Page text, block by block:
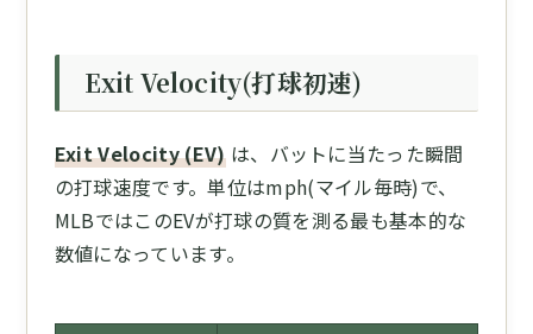
Exit Velocity(打球初速)
Exit Velocity (EV)は、バットに当たった瞬間
の打球速度です。単位はmph(マイル毎時)で、
MLBではこのEVが打球の質を測る最も基本的な
数値になっています。